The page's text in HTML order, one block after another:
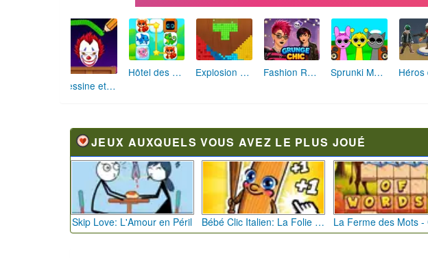
Dessine et Écrase : Le Jeu des Monstres
Hôtel des Animaux de Rêve Explosion de Blocs de Sable Fashion Rebelle: Style Grunge Chic Sprunki Monster: Rythmes Musicaux Monstres
JEUX AUXQUELS VOUS AVEZ LE PLUS JOUÉ
Skip Love: L'Amour en Péril Bébé Clic Italien: La Folie des Petits Bambins